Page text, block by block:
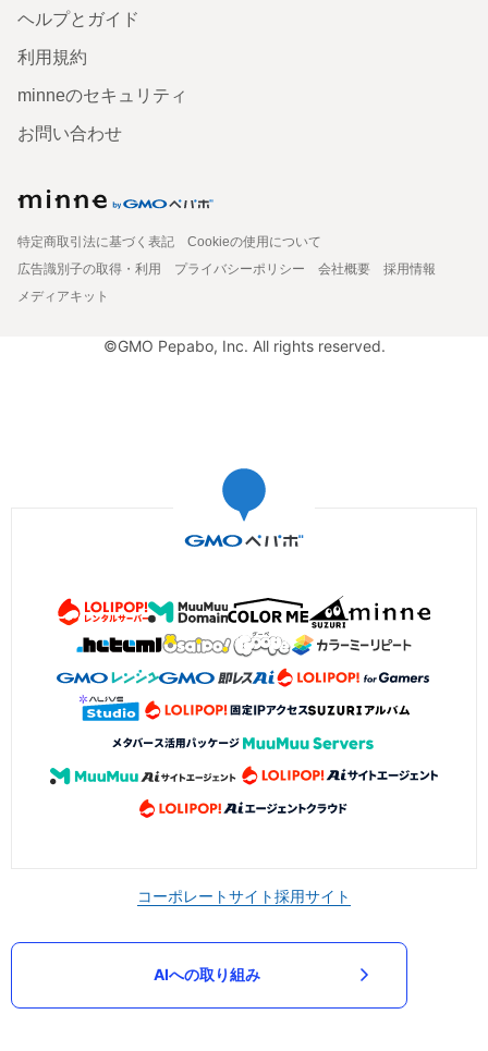
ヘルプとガイド
利用規約
minneのセキュリティ
お問い合わせ
特定商取引法に基づく表記
Cookieの使用について
広告識別子の取得・利用
プライバシーポリシー 会社概要
採用情報
メディアキット
©GMO Pepabo, Inc. All rights reserved.
コーポレートサイト採用サイト
AIへの取り組み